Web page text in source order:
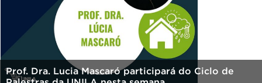
Prof. Dra. Lucia Mascaró participará do Ciclo de